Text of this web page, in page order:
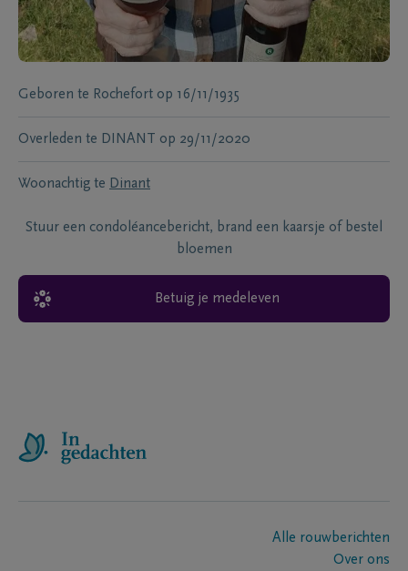
Geboren te Rochefort op 16/11/1935
Overleden te DINANT op 29/11/2020
Woonachtig te Dinant
Stuur een condoléancebericht, brand een kaarsje of bestel
bloemen
Betuig je medeleven
Alle rouwberichten
Over ons